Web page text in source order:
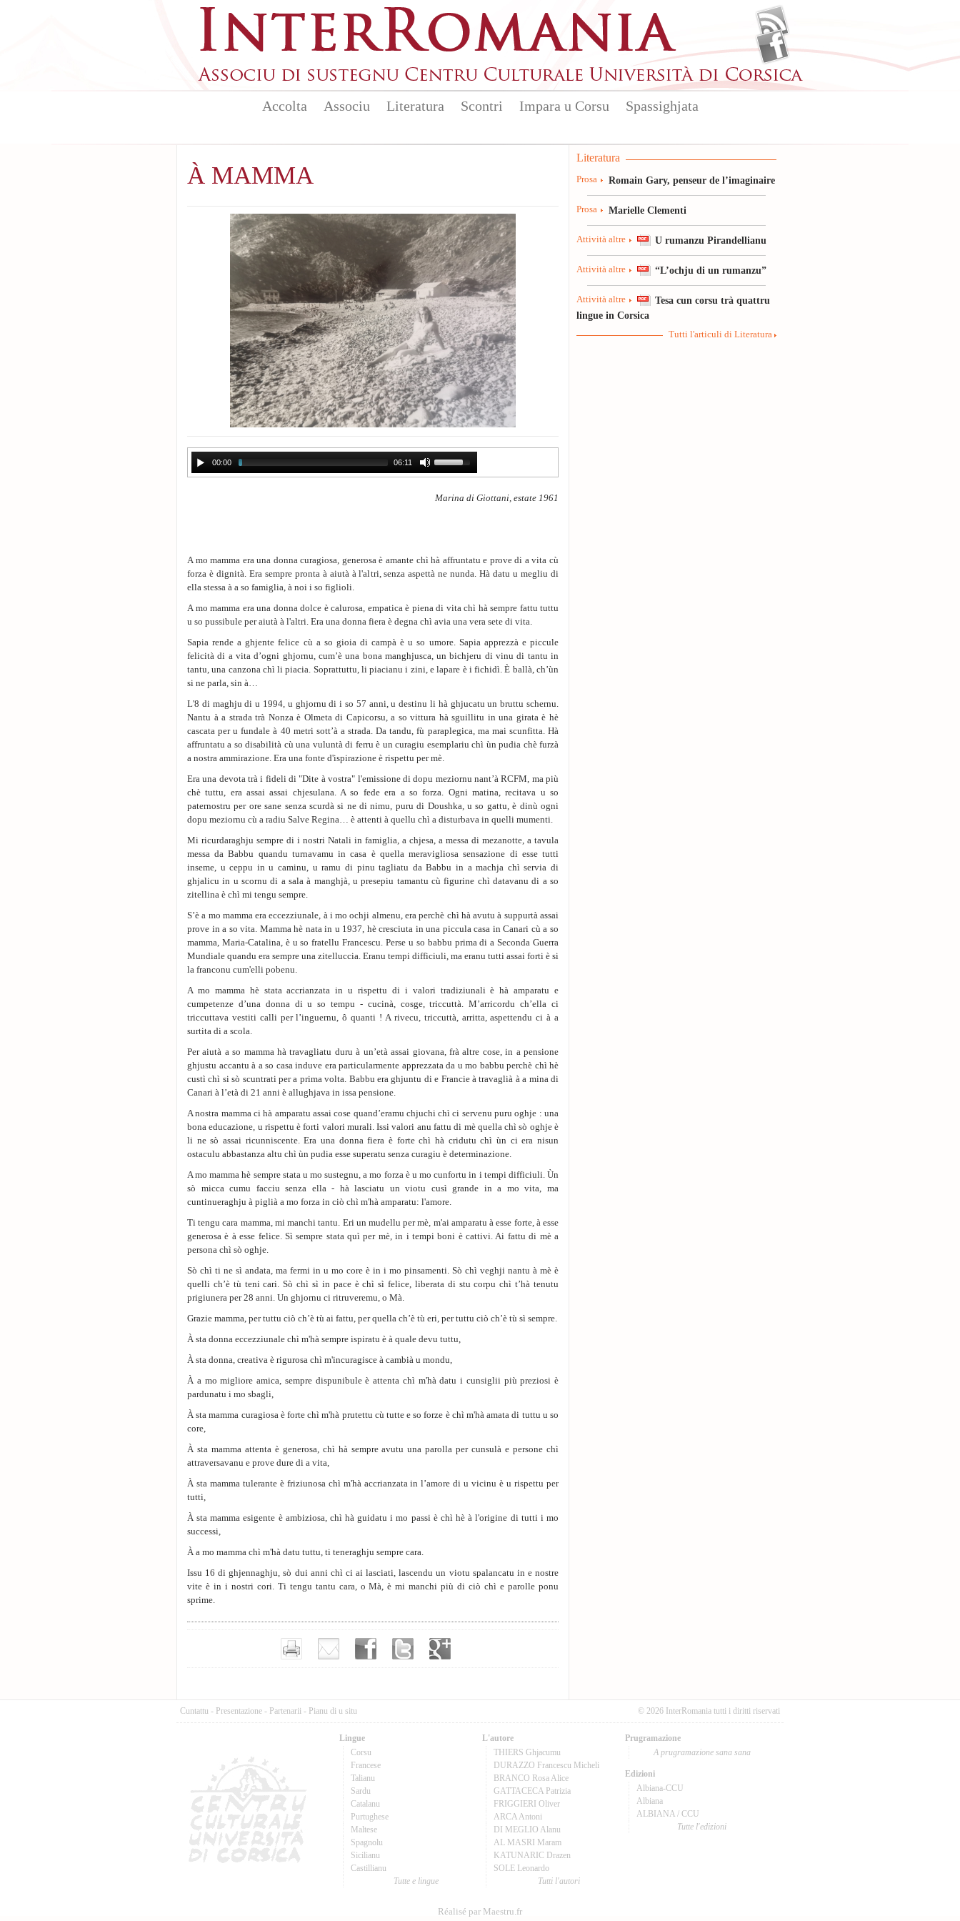
Accolta Associu Literatura Scontri Impara u Corsu Spassighjata
À MAMMA
00:00 06:11
Marina di Giottani, estate 1961
A mo mamma era una donna curagiosa, generosa è amante chì hà affruntatu e prove di a vita cù
forza è dignità. Era sempre pronta à aiutà à l'altri, senza aspettà ne nunda. Hà datu u megliu di
ella stessa à a so famiglia, à noi i so figlioli.
A mo mamma era una donna dolce è calurosa, empatica è piena di vita chì hà sempre fattu tuttu
u so pussibule per aiutà à l'altri. Era una donna fiera è degna chì avia una vera sete di vita.
Sapia rende a ghjente felice cù a so gioia di campà è u so umore. Sapia apprezzà e piccule
felicità di a vita d’ogni ghjornu, cum’è una bona manghjusca, un bichjeru di vinu di tantu in
tantu, una canzona chì li piacia. Soprattuttu, li piacianu i zini, e lapare è i fichidì. È ballà, ch’ùn
si ne parla, sin à…
L'8 di maghju di u 1994, u ghjornu di i so 57 anni, u destinu li hà ghjucatu un bruttu schernu.
Nantu à a strada trà Nonza è Olmeta di Capicorsu, a so vittura hà sguillitu in una girata è hè
cascata per u fundale à 40 metri sott’à a strada. Da tandu, fù paraplegica, ma mai scunfitta. Hà
affruntatu a so disabilità cù una vuluntà di ferru è un curagiu esemplariu chì ùn pudia chè furzà
a nostra ammirazione. Era una fonte d'ispirazione è rispettu per mè.
Era una devota trà i fideli di "Dite à vostra" l'emissione di dopu meziornu nant’à RCFM, ma più
chè tuttu, era assai assai chjesulana. A so fede era a so forza. Ogni matina, recitava u so
paternostru per ore sane senza scurdà si ne di nimu, puru di Doushka, u so gattu, è dinù ogni
dopu meziornu cù a radiu Salve Regina… è attenti à quellu chì a disturbava in quelli mumenti.
Mi ricurdaraghju sempre di i nostri Natali in famiglia, a chjesa, a messa di mezanotte, a tavula
messa da Babbu quandu turnavamu in casa è quella meravigliosa sensazione di esse tutti
inseme, u ceppu in u caminu, u ramu di pinu tagliatu da Babbu in a machja chì servia di
ghjalicu in u scornu di a sala à manghjà, u presepiu tamantu cù figurine chì datavanu di a so
zitellina è chì mi tengu sempre.
S’è a mo mamma era eccezziunale, à i mo ochji almenu, era perchè chì hà avutu à suppurtà assai
prove in a so vita. Mamma hè nata in u 1937, hè cresciuta in una piccula casa in Canari cù a so
mamma, Maria-Catalina, è u so fratellu Francescu. Perse u so babbu prima di a Seconda Guerra
Mundiale quandu era sempre una zitelluccia. Eranu tempi difficiuli, ma eranu tutti assai forti è si
la franconu cum'elli pobenu.
A mo mamma hè stata accrianzata in u rispettu di i valori tradiziunali è hà amparatu e
cumpetenze d’una donna di u so tempu - cucinà, cosge, triccuttà. M’arricordu ch’ella ci
triccuttava vestiti calli per l’inguernu, ô quanti ! A rivecu, triccuttà, arritta, aspettendu ci à a
surtita di a scola.
Per aiutà a so mamma hà travagliatu duru à un’età assai giovana, frà altre cose, in a pensione
ghjustu accantu à a so casa induve era particularmente apprezzata da u mo babbu perchè chì hè
custì chì si sò scuntrati per a prima volta. Babbu era ghjuntu di e Francie à travaglià à a mina di
Canari à l’età di 21 anni è allughjava in issa pensione.
A nostra mamma ci hà amparatu assai cose quand’eramu chjuchi chì ci servenu puru oghje : una
bona educazione, u rispettu è forti valori murali. Issi valori anu fattu di mè quella chì sò oghje è
li ne sò assai ricunniscente. Era una donna fiera è forte chì hà cridutu chì ùn ci era nisun
ostaculu abbastanza altu chì ùn pudia esse superatu senza curagiu è determinazione.
A mo mamma hè sempre stata u mo sustegnu, a mo forza è u mo cunfortu in i tempi difficiuli. Ùn
sò micca cumu facciu senza ella - hà lasciatu un viotu cusì grande in a mo vita, ma
cuntinueraghju à piglià a mo forza in ciò chì m'hà amparatu: l'amore.
Ti tengu cara mamma, mi manchi tantu. Eri un mudellu per mè, m'ai amparatu à esse forte, à esse
generosa è à esse felice. Sì sempre stata quì per mè, in i tempi boni è cattivi. Ai fattu di mè a
persona chì sò oghje.
Sò chì ti ne sì andata, ma fermi in u mo core è in i mo pinsamenti. Sò chì veghji nantu à mè è
quelli ch’è tù teni cari. Sò chì sì in pace è chì sì felice, liberata di stu corpu chì t’hà tenutu
prigiunera per 28 anni. Un ghjornu ci ritruveremu, o Mà.
Grazie mamma, per tuttu ciò ch’è tù ai fattu, per quella ch’è tù eri, per tuttu ciò ch’è tù sì sempre.
À sta donna eccezziunale chì m'hà sempre ispiratu è à quale devu tuttu,
À sta donna, creativa è rigurosa chì m'incuragisce à cambià u mondu,
À a mo migliore amica, sempre dispunibule è attenta chì m'hà datu i cunsiglii più preziosi è
pardunatu i mo sbagli,
À sta mamma curagiosa è forte chì m'hà prutettu cù tutte e so forze è chì m'hà amata di tuttu u so
core,
À sta mamma attenta è generosa, chì hà sempre avutu una parolla per cunsulà e persone chì
attraversavanu e prove dure di a vita,
À sta mamma tulerante è friziunosa chì m'hà accrianzata in l’amore di u vicinu è u rispettu per
tutti,
À sta mamma esigente è ambiziosa, chì hà guidatu i mo passi è chì hè à l'origine di tutti i mo
successi,
À a mo mamma chì m'hà datu tuttu, ti teneraghju sempre cara.
Issu 16 di ghjennaghju, sò dui anni chì ci ai lasciati, lascendu un viotu spalancatu in e nostre
vite è in i nostri cori. Ti tengu tantu cara, o Mà, è mi manchi più di ciò chì e parolle ponu
sprime.
Literatura
Prosa Romain Gary, penseur de l’imaginaire
Prosa Marielle Clementi
Attività altre U rumanzu Pirandellianu
Attività altre “L’ochju di un rumanzu”
Attività altre
Tesa cun corsu trà quattru
lingue in Corsica
Tutti l'articuli di Literatura
Cuntattu - Presentazione - Partenarii - Pianu di u situ © 2026 InterRomania tutti i diritti riservati
Lingue
Corsu
Francese
Talianu
Sardu
Catalanu
Purtughese
Maltese
Spagnolu
Sicilianu
Castillianu
Tutte e lingue
L'autore
THIERS Ghjacumu
DURAZZO Francescu Micheli
BRANCO Rosa Alice
GATTACECA Patrizia
FRIGGIERI Oliver
ARCA Antoni
DI MEGLIO Alanu
AL MASRI Maram
KATUNARIC Drazen
SOLE Leonardo
Tutti l'autori
Prugramazione
A prugramazione sana sana
Edizioni
Albiana-CCU
Albiana
ALBIANA / CCU
Tutte l'edizioni
Réalisé par Maestru.fr